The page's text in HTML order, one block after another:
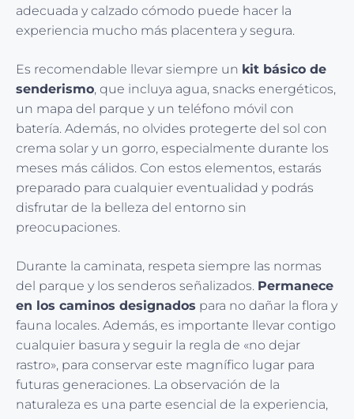
adecuada y calzado cómodo puede hacer la
experiencia mucho más placentera y segura.
Es recomendable llevar siempre un kit básico de
senderismo, que incluya agua, snacks energéticos,
un mapa del parque y un teléfono móvil con
batería. Además, no olvides protegerte del sol con
crema solar y un gorro, especialmente durante los
meses más cálidos. Con estos elementos, estarás
preparado para cualquier eventualidad y podrás
disfrutar de la belleza del entorno sin
preocupaciones.
Durante la caminata, respeta siempre las normas
del parque y los senderos señalizados. Permanece
en los caminos designados para no dañar la flora y
fauna locales. Además, es importante llevar contigo
cualquier basura y seguir la regla de «no dejar
rastro», para conservar este magnífico lugar para
futuras generaciones. La observación de la
naturaleza es una parte esencial de la experiencia,